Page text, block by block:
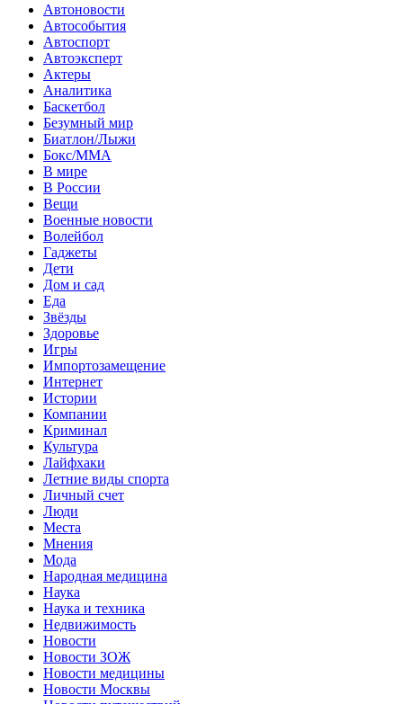
Автоновости
Автособытия
Автоспорт
Автоэксперт
Актеры
Аналитика
Баскетбол
Безумный мир
Биатлон/Лыжи
Бокс/MMA
В мире
В России
Вещи
Военные новости
Волейбол
Гаджеты
Дети
Дом и сад
Еда
Звёзды
Здоровье
Игры
Импортозамещение
Интернет
Истории
Компании
Криминал
Культура
Лайфхаки
Летние виды спорта
Личный счет
Люди
Места
Мнения
Мода
Народная медицина
Наука
Наука и техника
Недвижимость
Новости
Новости ЗОЖ
Новости медицины
Новости Москвы